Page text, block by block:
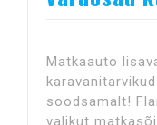
Matkaauto
soodsamalt!
valikut